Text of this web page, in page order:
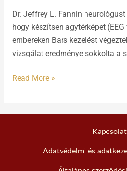
Dr. Jeffrey L. Fannin
hogy készítsen agytérképet
embereken Bars kezelést
vizsgálat eredménye sokkolta a
Read More »
Kapcsolat
Adatvédelmi és